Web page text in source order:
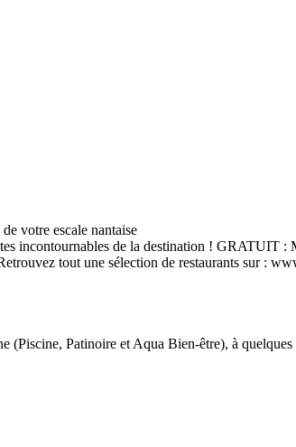
votre escale nantaise
incontournables de la destination ! GRATUIT
tout une sélection de restaurants sur :
(Piscine, Patinoire et Aqua Bien-être), à